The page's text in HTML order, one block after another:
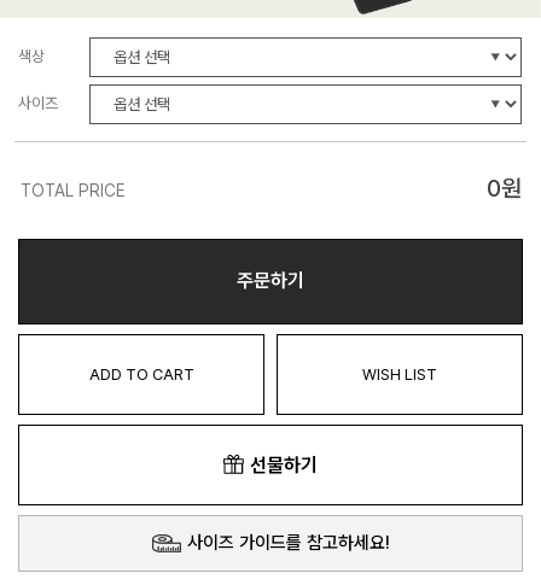
색상
사이즈
TOTAL PRICE 0원
주문하기
ADD TO CART WISH LIST
선물하기
사이즈 가이드를 참고하세요!